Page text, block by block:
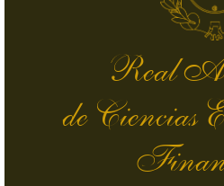
Real
de Ciencias